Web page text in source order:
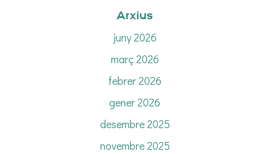
Arxius
juny 2026
març 2026
febrer 2026
gener 2026
desembre 2025
novembre 2025